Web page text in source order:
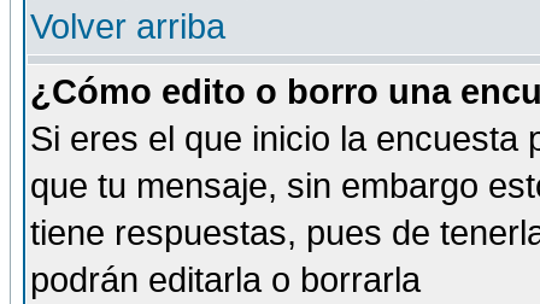
Volver arriba
¿Cómo edito o borro una
Si eres el que inicio la encuesta
que tu mensaje, sin embargo
tiene respuestas, pues de
podrán editarla o borrarla